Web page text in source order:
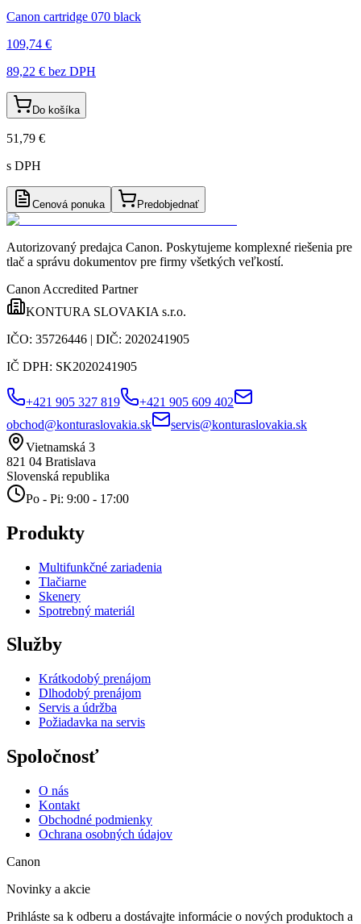
Canon cartridge 070 black
109,74 €
89,22 € bez DPH
Do košíka
51,79 €
s DPH
Cenová ponuka Predobjednať
Autorizovaný predajca Canon. Poskytujeme komplexné riešenia pre
tlač a správu dokumentov pre firmy všetkých veľkostí.
Canon Accredited Partner
KONTURA SLOVAKIA s.r.o.
IČO: 35726446 | DIČ: 2020241905
IČ DPH: SK2020241905
+421 905 327 819
+421 905 609 402
obchod@konturaslovakia.sk
servis@konturaslovakia.sk
Vietnamská 3
821 04 Bratislava
Slovenská republika
Po - Pi: 9:00 - 17:00
Produkty
Multifunkčné zariadenia
Tlačiarne
Skenery
Spotrebný materiál
Služby
Krátkodobý prenájom
Dlhodobý prenájom
Servis a údržba
Požiadavka na servis
Spoločnosť
O nás
Kontakt
Obchodné podmienky
Ochrana osobných údajov
Canon
Novinky a akcie
Prihláste sa k odberu a dostávajte informácie o nových produktoch a